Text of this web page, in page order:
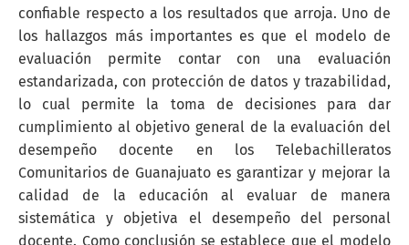
confiable respecto a los resultados que arroja. Uno de
los hallazgos más importantes es que el modelo de
evaluación permite contar con una evaluación
estandarizada, con protección de datos y trazabilidad,
lo cual permite la toma de decisiones para dar
cumplimiento al objetivo general de la evaluación del
desempeño docente en los Telebachilleratos
Comunitarios de Guanajuato es garantizar y mejorar la
calidad de la educación al evaluar de manera
sistemática y objetiva el desempeño del personal
docente. Como conclusión se establece que el modelo